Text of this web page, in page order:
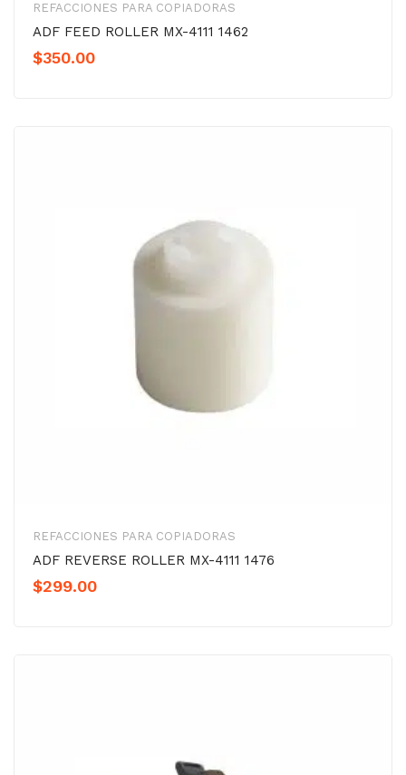
REFACCIONES PARA COPIADORAS
ADF FEED ROLLER MX-4111 1462
$350.00
REFACCIONES PARA COPIADORAS
ADF REVERSE ROLLER MX-4111 1476
$299.00